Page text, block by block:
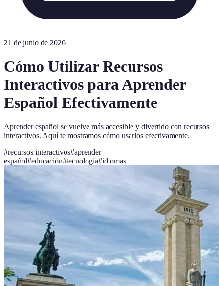
21 de junio de 2026
Cómo Utilizar Recursos
Interactivos para Aprender
Español Efectivamente
Aprender español se vuelve más accesible y divertido con recursos
interactivos. Aquí te mostramos cómo usarlos efectivamente.
#recursos interactivos#aprender
español#educación#tecnología#idiomas